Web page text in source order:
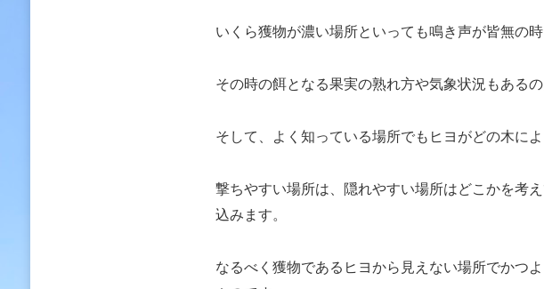
いくら獲物が濃い場所といっても鳴き声が皆無の時
その時の餌となる果実の熟れ方や気象状況もあるの
そして、よく知っている場所でもヒヨがどの木によ
撃ちやすい場所は、隠れやすい場所はどこかを考
込みます。
なるべく獲物であるヒヨから見えない場所でかつ